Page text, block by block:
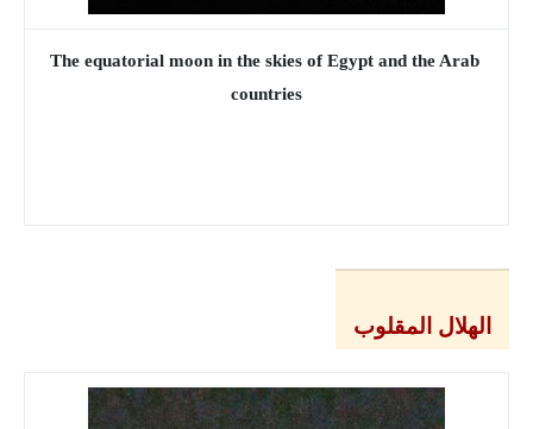
The equatorial moon in the skies of Egypt and the Arab
countries
الهلال المقلوب